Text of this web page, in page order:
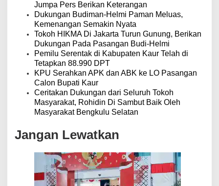
Jumpa Pers Berikan Keterangan
Dukungan Budiman-Helmi Paman Meluas,
Kemenangan Semakin Nyata
Tokoh HIKMA Di Jakarta Turun Gunung, Berikan
Dukungan Pada Pasangan Budi-Helmi
Pemilu Serentak di Kabupaten Kaur Telah di
Tetapkan 88.990 DPT
KPU Serahkan APK dan ABK ke LO Pasangan
Calon Bupati Kaur
Ceritakan Dukungan dari Seluruh Tokoh
Masyarakat, Rohidin Di Sambut Baik Oleh
Masyarakat Bengkulu Selatan
Jangan Lewatkan